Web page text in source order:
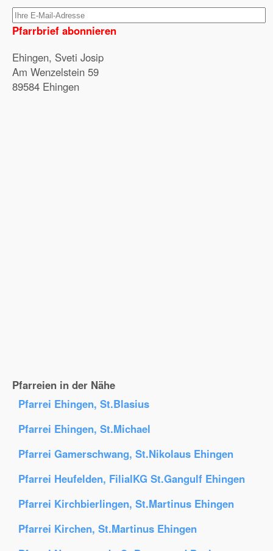
Pfarrbrief abonnieren
Ehingen, Sveti Josip
Am Wenzelstein 59
89584 Ehingen
Pfarreien in der Nähe
Pfarrei Ehingen, St.Blasius
Pfarrei Ehingen, St.Michael
Pfarrei Gamerschwang, St.Nikolaus Ehingen
Pfarrei Heufelden, FilialKG St.Gangulf Ehingen
Pfarrei Kirchbierlingen, St.Martinus Ehingen
Pfarrei Kirchen, St.Martinus Ehingen